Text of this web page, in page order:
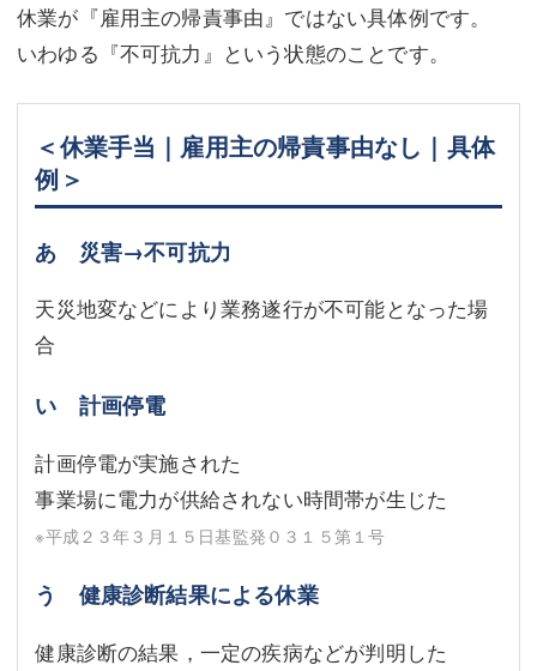
休業が『雇用主の帰責事由』ではない具体例です。
いわゆる『不可抗力』という状態のことです。
＜休業手当｜雇用主の帰責事由なし｜具体
例＞
あ 災害→不可抗力
天災地変などにより業務遂行が不可能となった場
合
い 計画停電
計画停電が実施された
事業場に電力が供給されない時間帯が生じた
※平成２３年３月１５日基監発０３１５第１号
う 健康診断結果による休業
健康診断の結果，一定の疾病などが判明した